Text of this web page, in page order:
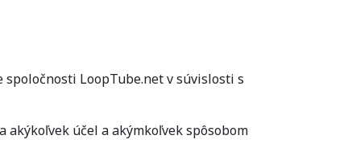
LoopTube.net v súvislosti s
účel a akýmkoľvek spôsobom